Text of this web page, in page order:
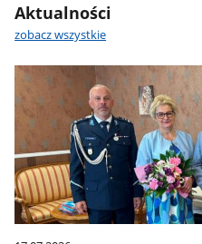
Aktualności
zobacz wszystkie